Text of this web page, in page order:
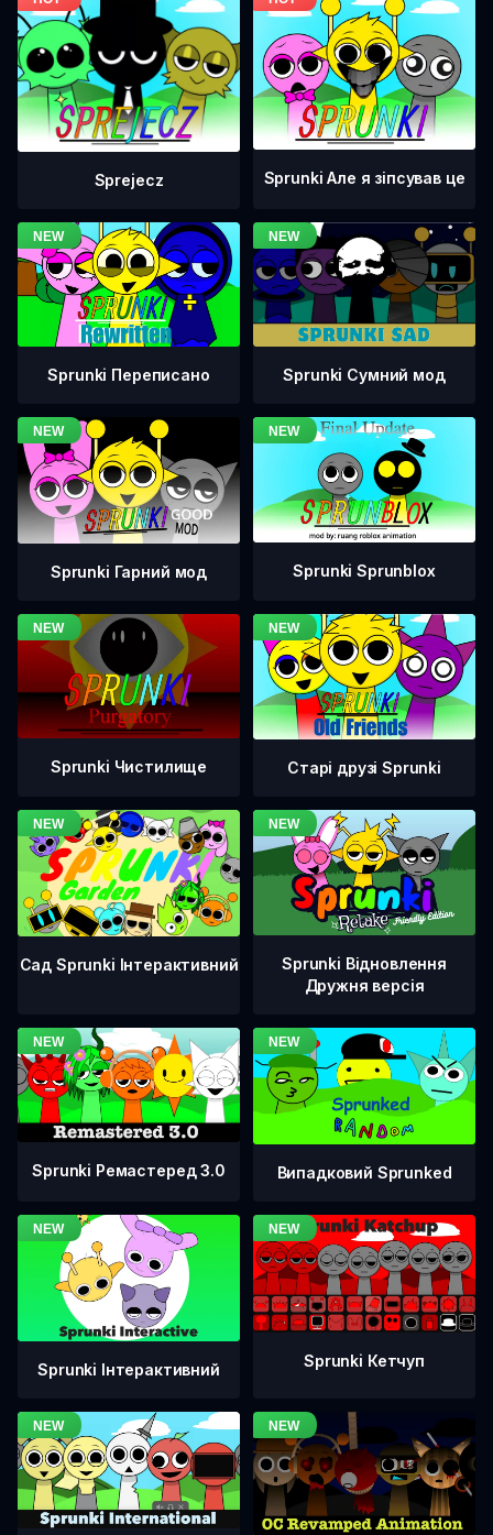
Sprejecz Sprunki Але я зіпсував це
Sprunki Переписано Sprunki Сумний мод
Sprunki Гарний мод Sprunki Sprunblox
Sprunki Чистилище Старі друзі Sprunki
Сад Sprunki Інтерактивний
Sprunki Відновлення
Дружня версія
Sprunki Ремастеред 3.0 Випадковий Sprunked
Sprunki Інтерактивний Sprunki Кетчуп